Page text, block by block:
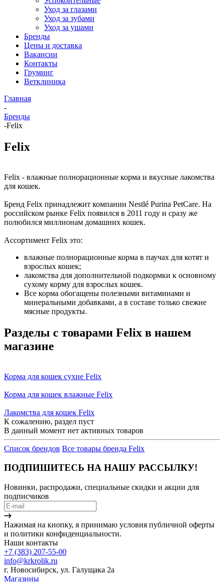
Уход за глазами
Уход за зубами
Уход за ушами
Бренды
Цены и доставка
Вакансии
Контакты
Груминг
Ветклиника
Главная
-
Бренды
-Felix
Felix
Felix - влажные полнорационные корма и вкусные лакомства
для кошек.
Бренд Felix принадлежит компании Nestlé Purina PetCare. На
российском рынке Felix появился в 2011 году и сразу же
полюбился миллионам домашних кошек.
Ассортимент Felix это:
влажные полнорационные корма в паучах для котят и
взрослых кошек;
лакомства для дополнительной подкормки к основному
сухому корму для взрослых кошек.
Все корма обогащены полезными витаминами и
минеральными добавками, а в составе только свежие
мясные продукты.
Разделы с товарами Felix в нашем
магазине
Корма для кошек сухие Felix
Корма для кошек влажные Felix
Лакомства для кошек Felix
К сожалению, раздел пуст
В данный момент нет активных товаров
Список брендов Все товары бренда Felix
ПОДПИШИТЕСЬ НА НАШУ РАССЫЛКУ!
Новинки, распродажи, специальные скидки и акции для
подписчиков
Нажимая на кнопку, я принимаю условия публичной оферты
и политики конфиденциальности.
Наши контакты
+7 (383) 207-55-00
info@krkrolik.ru
г. Новосибирск, ул. Галущака 2а
Магазины